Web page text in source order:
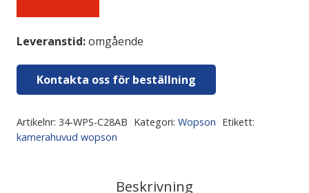
Leveranstid:omgående
Kontakta oss för beställning
Artikelnr: 34-WPS-C28AB Kategori: Wopson Etikett:
kamerahuvud wopson
Beskrivning